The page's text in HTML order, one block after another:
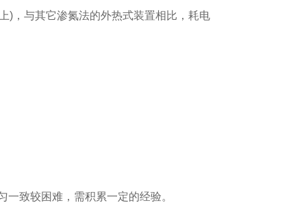
)，与其它渗氮法的外热式装置相比，耗电
致较困难，需积累一定的经验。